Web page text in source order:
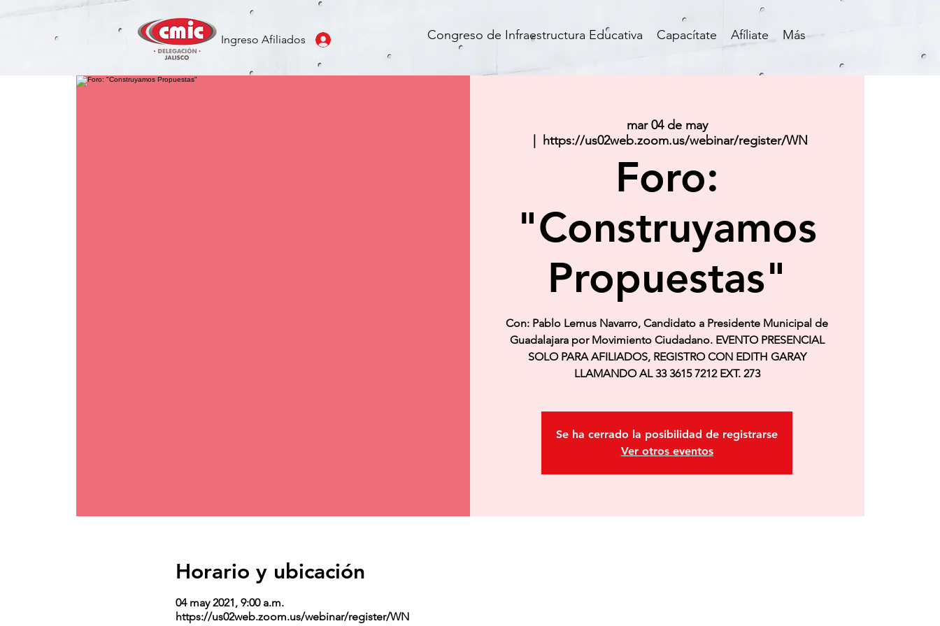
Ingreso Afiliados Congreso de Infraestructura Educativa Capacítate Afíliate Más
mar 04 de may
https://us02web.zoom.us/webinar/register/WN
Foro:
"Construyamos
Propuestas"
Con: Pablo Lemus Navarro, Candidato a Presidente Municipal de
Guadalajara por Movimiento Ciudadano. EVENTO PRESENCIAL
SOLO PARA AFILIADOS, REGISTRO CON EDITH GARAY
LLAMANDO AL 33 3615 7212 EXT. 273
Se ha cerrado la posibilidad de registrarse
Ver otros eventos
Horario y ubicación
04 may 2021, 9:00 a.m.
https://us02web.zoom.us/webinar/register/WN